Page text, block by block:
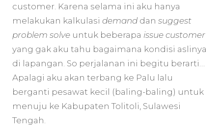
customer. Karena selama ini aku hanya
melakukan kalkulasi demanddan suggest
problem solve untuk beberapa issue customer
yang gak aku tahu bagaimana kondisi aslinya
di lapangan. So perjalanan ini begitu berarti…
Apalagi aku akan terbang ke Palu lalu
berganti pesawat kecil (baling-baling) untuk
menuju ke Kabupaten Tolitoli, Sulawesi
Tengah.